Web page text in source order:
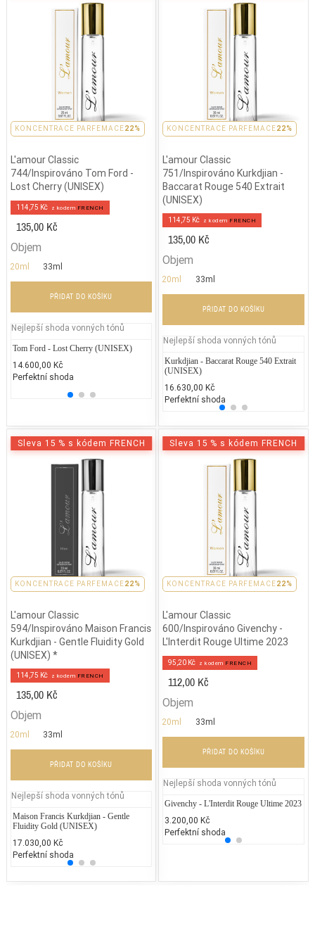
KONCENTRACE PARFEMACE22%
L'amour Classic
744/Inspirováno Tom Ford -
Lost Cherry (UNISEX)
114,75 Kč z kodem FRENCH
135,00 Kč
Objem
20ml 33ml
PŘIDAT DO KOŠÍKU
Nejlepší shoda vonných tónů
Tom Ford - Lost Cherry (UNISEX)
14.600,00 Kč
Perfektní shoda
Yves Saint Laurent - La Nuit Del'Homme
EDP 2019
3.150,00 Kč
25% běžných vonných tónů
KONCENTRACE PARFEMACE22%
L'amour Classic
751/Inspirováno Kurkdjian -
Baccarat Rouge 540 Extrait
(UNISEX)
114,75 Kč z kodem FRENCH
135,00 Kč
Objem
20ml 33ml
PŘIDAT DO KOŠÍKU
Nejlepší shoda vonných tónů
Kurkdjian - Baccarat Rouge 540 Extrait
(UNISEX)
16.630,00 Kč
Perfektní shoda
KONCENTRACE PARFEMACE22%
Sleva 15 % s kódem FRENCH
L'amour Classic
594/Inspirováno Maison Francis
Kurkdjian - Gentle Fluidity Gold
(UNISEX) *
114,75 Kč z kodem FRENCH
135,00 Kč
Objem
20ml 33ml
PŘIDAT DO KOŠÍKU
Nejlepší shoda vonných tónů
Maison Francis Kurkdjian - Gentle
Fluidity Gold (UNISEX)
17.030,00 Kč
Perfektní shoda
Puma - Red
1.500,00 Kč
25% běžných vonných tónů
KONCENTRACE PARFEMACE22%
Sleva 15 % s kódem FRENCH
L'amour Classic
600/Inspirováno Givenchy -
L'Interdit Rouge Ultime 2023
95,20 Kč z kodem FRENCH
112,00 Kč
Objem
20ml 33ml
PŘIDAT DO KOŠÍKU
Nejlepší shoda vonných tónů
Givenchy - L'Interdit Rouge Ultime 2023
3.200,00 Kč
Perfektní shoda